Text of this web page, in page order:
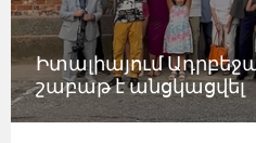
Իտալիայում
շաբաթ է անցկացվել